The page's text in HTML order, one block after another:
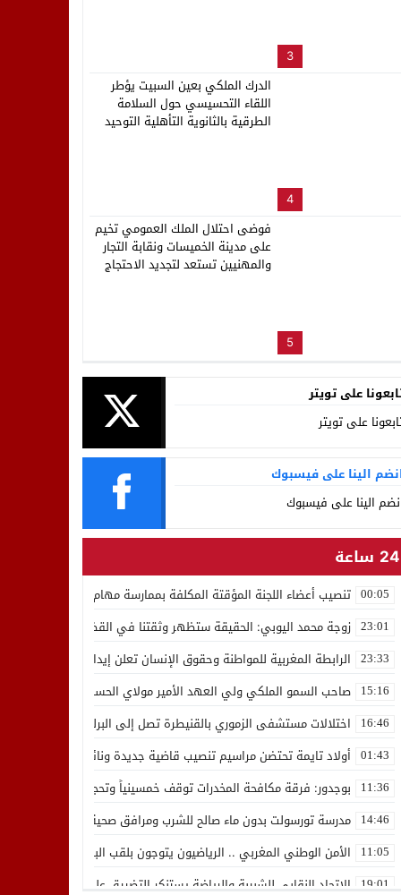
3
4
الدرك الملكي بعين السبيت يؤطر
اللقاء التحسيسي حول السلامة
الطرقية بالثانوية التأهلية التوحيد
5
فوضى احتلال الملك العمومي تخيم
على مدينة الخميسات ونقابة التجار
والمهنيين تستعد لتجديد الاحتجاج
على تويتر
على تويتر
الينا على فيسبوك
الينا على فيسبوك
24 ساعة
00:05 تنصيب أعضاء اللجنة المؤقتة المكلفة بممارسة مهام المجلس الوطني
23:01 زوجة محمد اليوبي: الحقيقة ستظهر وثقتنا في القضاء ثابتة
23:33 الرابطة المغربية للمواطنة وحقوق الإنسان تعلن إيداع رئيسها
15:16 صاحب السمو الملكي ولي العهد الأمير مولاي الحسن يدشن “برج
16:46 اختلالات مستشفى الزموري بالقنيطرة تصل إلى البرلمان واستقالة
01:43 أولاد تايمة تحتضن مراسيم تنصيب قاضية جديدة ونائب لوكيل الملك
11:36 بوجدور: فرقة مكافحة المخدرات توقف خمسينياً وتحجز 10 كيلوغرامات من الشيرا
14:46 مدرسة تورسولت بدون ماء صالح للشرب ومرافق صحية في وضعية
11:05 الأمن الوطني المغربي .. الرياضيون يتوجون بلقب البطولة العربية
19:01 الاتحاد النقابي للشبيبة والرياضة يستنكر التضييق على الموظفين